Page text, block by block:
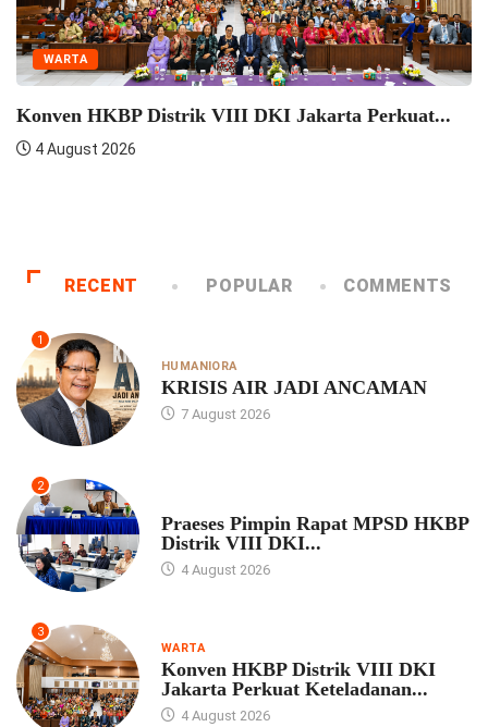
WARTA
Seminar Pelatihan
RECENT POPULAR COMMENTS
1
HUMANIORA
KRISIS AIR JADI ANCAMAN
7 August 2026
2
Praeses Pimpin Rapat MPSD HKBP
Distrik VIII DKI...
4 August 2026
3
WARTA
Konven HKBP Distrik VIII DKI
Jakarta Perkuat Keteladanan...
4 August 2026